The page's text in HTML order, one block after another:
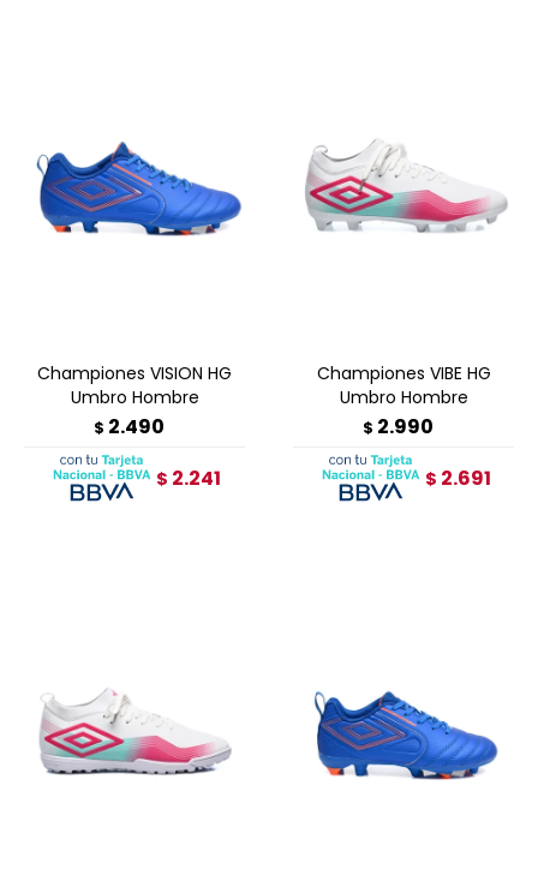
Championes VISION HG
Umbro Hombre
$ 2.490
$ 2.241
Championes VIBE HG
Umbro Hombre
$ 2.990
$ 2.691